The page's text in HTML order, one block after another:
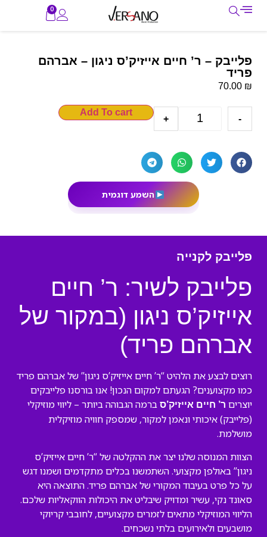
0
פלייבק – ר’ חיים אייזיק’ס ניגון – אברהם
פריד
70.00 ₪
-
+
Add To cart
השמע דוגמית
פלייבק לקנייה
פלייבק לשיר: ר’ חיים
אייזיק’ס ניגון (במקור של
אברהם פריד)
רוצים לבצע את הלהיט “ר’ חיים אייזיק’ס ניגון” של אברהם פריד
כמו מקצוענים? הגעתם למקום הנכון! אנו בורסנו פלייבקים
יוצרים ר’ חיים אייזיק’ס ברמה הגבוהה ביותר – ליווי מוזיקלי
(פלייבק) איכותי ונאמן למקור, שמספק חוויה מוזיקלית
מושלמת.
הצוות המנוסה שלנו יצר את ההקלטה של “ר’ חיים אייזיק’ס
ניגון” באולפן מקצועי. השתמשנו בכלים מתקדמים ושמנו דגש
על כל פרט בעיבוד המקורי של אברהם פריד. התוצאה היא
סאונד נקי, עשיר ומדויק שיבליט את היכולות הווקאליות שלכם.
הליווי המוזיקלי מתאים לזמרים מקצועיים, לחובבי קריוקי
מושבעים ולאירועים בלתי נשכחים.